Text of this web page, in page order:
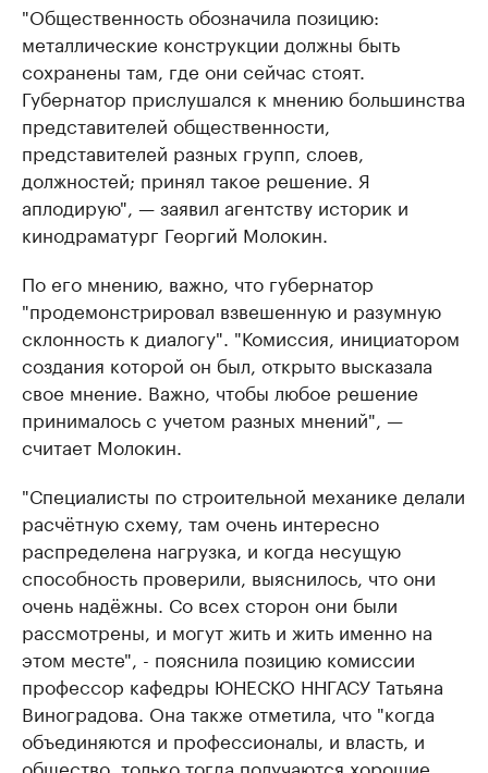
"Общественность обозначила позицию:
металлические конструкции должны быть
сохранены там, где они сейчас стоят.
Губернатор прислушался к мнению большинства
представителей общественности,
представителей разных групп, слоев,
должностей; принял такое решение. Я
аплодирую", — заявил агентству историк и
кинодраматург Георгий Молокин.
По его мнению, важно, что губернатор
"продемонстрировал взвешенную и разумную
склонность к диалогу". "Комиссия, инициатором
создания которой он был, открыто высказала
свое мнение. Важно, чтобы любое решение
принималось с учетом разных мнений", —
считает Молокин.
"Специалисты по строительной механике делали
расчётную схему, там очень интересно
распределена нагрузка, и когда несущую
способность проверили, выяснилось, что они
очень надёжны. Со всех сторон они были
рассмотрены, и могут жить и жить именно на
этом месте", - пояснила позицию комиссии
профессор кафедры ЮНЕСКО ННГАСУ Татьяна
Виноградова. Она также отметила, что "когда
объединяются и профессионалы, и власть, и
общество, только тогда получаются хорошие